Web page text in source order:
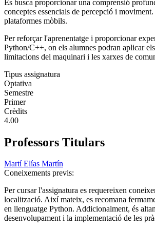
Es busca proporcionar una comprensió
conceptes essencials de percepció i
plataformes mòbils.
Per reforçar l'aprenentatge i proporcionar
Python/C++, on els alumnes podran aplicar
limitacions del maquinari i les xarxes de
Tipus assignatura
Optativa
Semestre
Primer
Crèdits
4.00
Professors Titulars
Martí Elías Martín
Coneixements previs:
Per cursar l'assignatura es requereixen
localització. Així mateix, es recomana
en llenguatge Python. Addicionalment, és
desenvolupament i la implementació de les